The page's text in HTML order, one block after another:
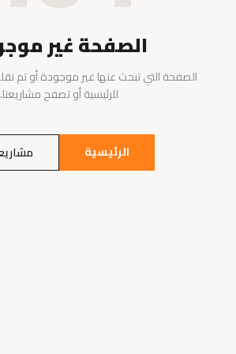
الصفحة غير
الصفحة التي تبحث عنها غير موجودة أو تم
للرئيسية أو تصفح مشاريعنا.
الرئيسية